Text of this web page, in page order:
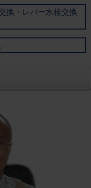
換・レバー水栓交換